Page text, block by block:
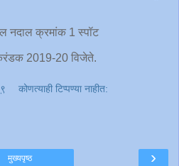
नदाल क्रमांक 1 स्पॉट
2019-20 विजेते.
कोणत्याही टिप्पण्‍या नाहीत:
›
मुख्यपृष्ठ